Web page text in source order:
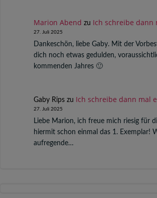
Marion Abend zu Ich schreibe dann
27. Juli 2025
Dankeschön, liebe Gaby. Mit der
dich noch etwas gedulden,
kommenden Jahres 🙂
Gaby Ripszu Ich schreibe dann mal
27. Juli 2025
Liebe Marion, ich freue mich riesig für
hiermit schon einmal das 1. Exemplar!
aufregende…